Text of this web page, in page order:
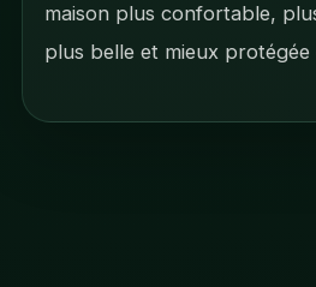
maison plus confortable,
plus belle et mieux protégée